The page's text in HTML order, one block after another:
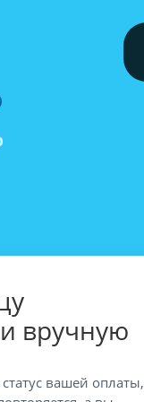
вручную
вашей оплаты,